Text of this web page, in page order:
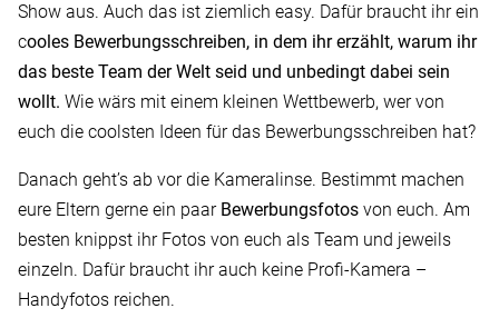
Show aus. Auch das ist ziemlich easy. Dafür braucht ihr ein
cooles Bewerbungsschreiben, in dem ihr erzählt, warum ihr
das beste Team der Welt seid und unbedingt dabei sein
wollt. Wie wärs mit einem kleinen Wettbewerb, wer von
euch die coolsten Ideen für das Bewerbungsschreiben hat?
Danach geht’s ab vor die Kameralinse. Bestimmt machen
eure Eltern gerne ein paar Bewerbungsfotos von euch. Am
besten knippst ihr Fotos von euch als Team und jeweils
einzeln. Dafür braucht ihr auch keine Profi-Kamera –
Handyfotos reichen.